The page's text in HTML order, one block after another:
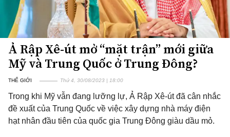
Ả Rập Xê-út mở “mặt trận” mới giữa
Mỹ và Trung Quốc ở Trung Đông?
THẾ GIỚI Thứ 4, 30/08/2023 | 18:00
Trong khi Mỹ vẫn đang lưỡng lự, Ả Rập Xê-út đã cân nhắc
đề xuất của Trung Quốc về việc xây dựng nhà máy điện
hạt nhân đầu tiên của quốc gia Trung Đông giàu dầu mỏ.